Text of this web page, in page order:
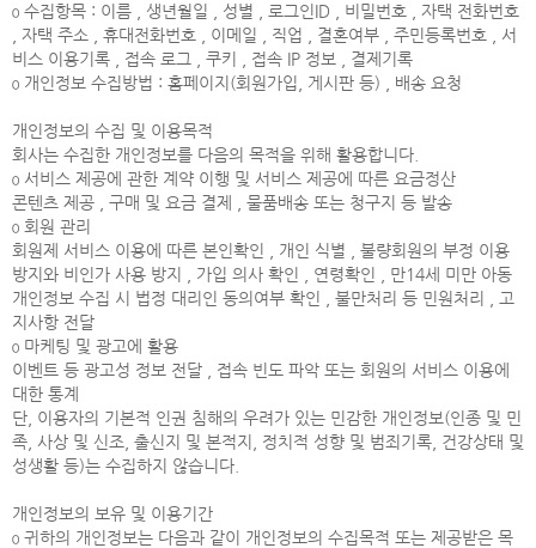
ο 수집항목 : 이름 , 생년월일 , 성별 , 로그인ID , 비밀번호 , 자택 전화번호
, 자택 주소 , 휴대전화번호 , 이메일 , 직업 , 결혼여부 , 주민등록번호 , 서
비스 이용기록 , 접속 로그 , 쿠키 , 접속 IP 정보 , 결제기록
ο 개인정보 수집방법 : 홈페이지(회원가입, 게시판 등) , 배송 요청
개인정보의 수집 및 이용목적
회사는 수집한 개인정보를 다음의 목적을 위해 활용합니다.
ο 서비스 제공에 관한 계약 이행 및 서비스 제공에 따른 요금정산
콘텐츠 제공 , 구매 및 요금 결제 , 물품배송 또는 청구지 등 발송
ο 회원 관리
회원제 서비스 이용에 따른 본인확인 , 개인 식별 , 불량회원의 부정 이용
방지와 비인가 사용 방지 , 가입 의사 확인 , 연령확인 , 만14세 미만 아동
개인정보 수집 시 법정 대리인 동의여부 확인 , 불만처리 등 민원처리 , 고
지사항 전달
ο 마케팅 및 광고에 활용
이벤트 등 광고성 정보 전달 , 접속 빈도 파악 또는 회원의 서비스 이용에
대한 통계
단, 이용자의 기본적 인권 침해의 우려가 있는 민감한 개인정보(인종 및 민
족, 사상 및 신조, 출신지 및 본적지, 정치적 성향 및 범죄기록, 건강상태 및
성생활 등)는 수집하지 않습니다.
개인정보의 보유 및 이용기간
ο 귀하의 개인정보는 다음과 같이 개인정보의 수집목적 또는 제공받은 목